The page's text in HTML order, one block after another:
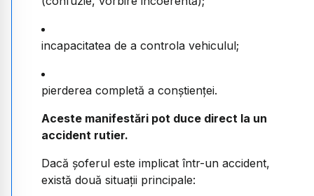
incapacitatea de a controla vehiculul;
pierderea completă a conștienței.
Aceste manifestări pot duce direct la un
accident rutier.
Dacă șoferul este implicat într-un accident,
există două situații principale: